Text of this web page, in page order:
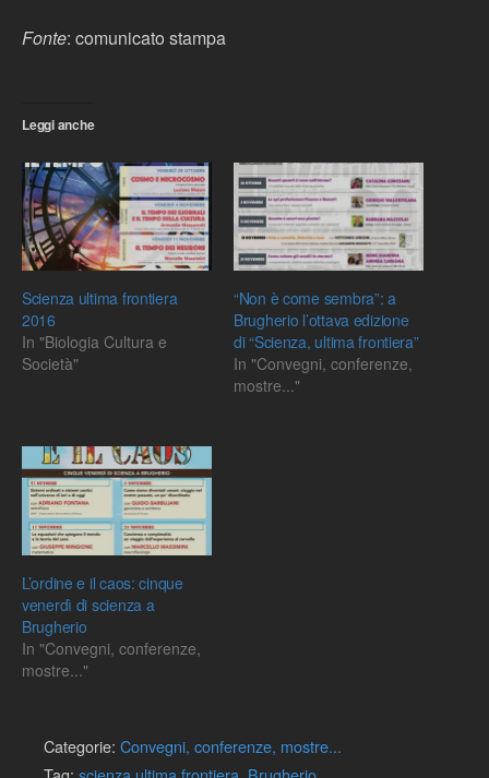
Fonte: comunicato stampa
Leggi anche
Scienza ultima frontiera
2016
In "Biologia Cultura e
Società"
“Non è come sembra”: a
Brugherio l’ottava edizione
di “Scienza, ultima frontiera”
In "Convegni, conferenze,
mostre..."
L’ordine e il caos: cinque
venerdì di scienza a
Brugherio
In "Convegni, conferenze,
mostre..."
Categorie: Convegni, conferenze, mostre...